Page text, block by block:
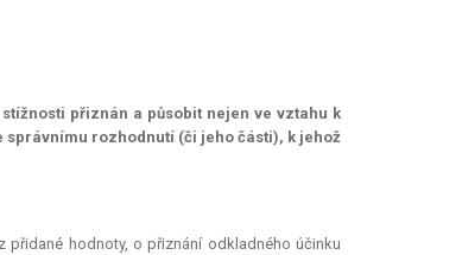
přiznán a působit nejen ve vztahu k
rozhodnutí (či jeho části), k jehož
přidané hodnoty, o přiznání odkladného účinku